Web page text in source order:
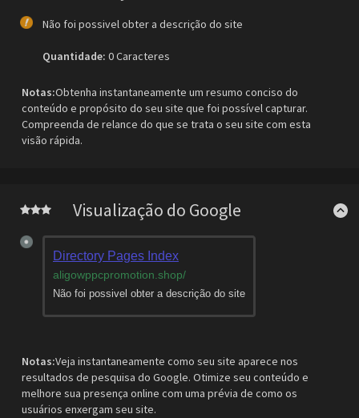
Não foi possivel obter a descrição do site
Quantidade: 0 Caracteres
Notas:Obtenha instantaneamente um resumo conciso do
conteúdo e propósito do seu site que foi possível capturar.
Compreenda de relance do que se trata o seu site com esta
visão rápida.
Visualização do Google
Directory Pages Index
aligowppcpromotion.shop/
Não foi possivel obter a descrição do site
Notas:Veja instantaneamente como seu site aparece nos
resultados de pesquisa do Google. Otimize seu conteúdo e
melhore sua presença online com uma prévia de como os
usuários enxergam seu site.